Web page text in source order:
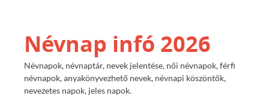
Névnap infó 2026
Névnapok, névnaptár, nevek jelentése, női névnapok, férfi
névnapok, anyakönyvezhető nevek, névnapi köszöntők,
nevezetes napok, jeles napok.